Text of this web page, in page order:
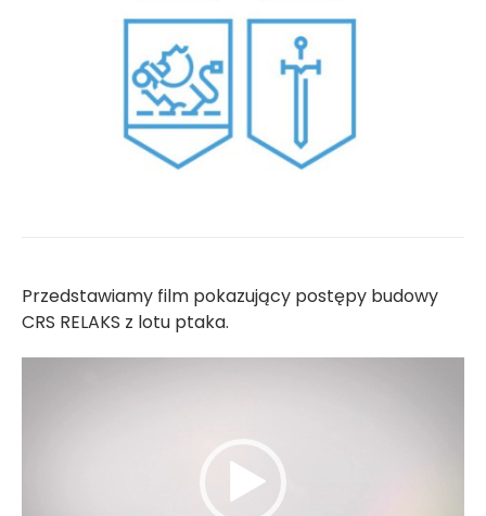
Przedstawiamy film pokazujący postępy budowy
CRS RELAKS z lotu ptaka.